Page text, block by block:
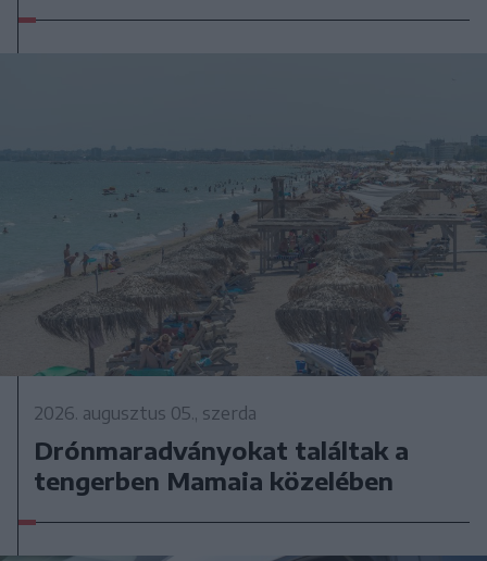
2026. augusztus 05., szerda
Drónmaradványokat találtak a
tengerben Mamaia közelében